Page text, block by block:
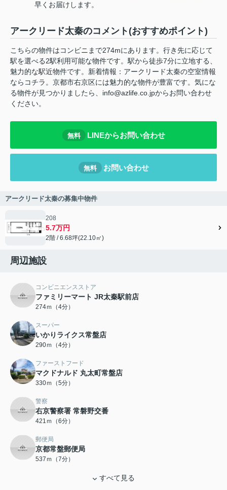
早くお届けします。
アークリード太秦のコメント(おすすめポイント)
こちらの物件はコンビニまで274mにあります。行き先に応じて
駅を選べる2駅利用可能な物件です。駅から徒歩7分に立地する、
魅力的な駅近物件です。新着情報：アークリード太秦の空室情報
ならコチラ。京都市右京区には魅力的な物件が豊富です。気にな
る物件が見つかりましたら、info@azlife.co.jpからお問い合わせ
ください。
無料 LINEからお問い合わせ
無料 お問い合わせ
アークリード太秦の募集中物件
208
5.7万円
2階 / 6.68坪(22.10㎡)
周辺施設
コンビニエンスストア
ファミリーマート JR太秦駅前店
274ｍ（4分）
スーパー
いかりライクス常盤店
290ｍ（4分）
ファーストフード
マクドナルド 丸太町常盤店
330ｍ（5分）
警察
右京警察署 常磐野交番
421ｍ（6分）
郵便局
京都常盤郵便局
537ｍ（7分）
すべて見る